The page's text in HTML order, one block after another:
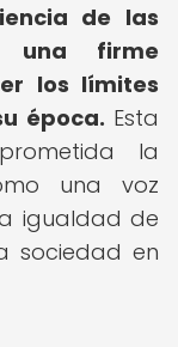
de las
una firme
los límites
época. Esta
la
una voz
igualdad de
sociedad en